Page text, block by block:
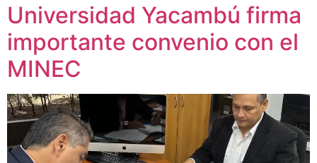
Universidad Yacambú firma
importante convenio con el
MINEC